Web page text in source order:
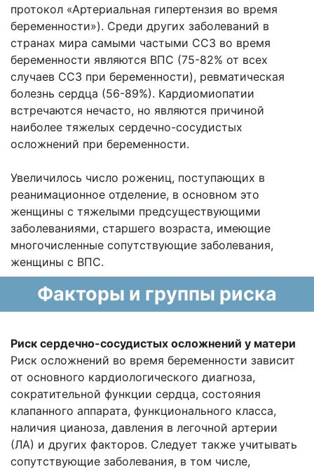
протокол «Артериальная гипертензия во время
беременности»). Среди других заболеваний в
странах мира самыми частыми ССЗ во время
беременности являются ВПС (75-82% от всех
случаев ССЗ при беременности), ревматическая
болезнь сердца (56-89%). Кардиомиопатии
встречаются нечасто, но являются причиной
наиболее тяжелых сердечно-сосудистых
осложнений при беременности.
Увеличилось число рожениц, поступающих в
реанимационное отделение, в основном это
женщины с тяжелыми предсуществующими
заболеваниями, старшего возраста, имеющие
многочисленные сопутствующие заболевания,
женщины с ВПС.
Факторы и группы риска
Риск сердечно-сосудистых осложнений у матери
Риск осложнений во время беременности зависит
от основного кардиологического диагноза,
сократительной функции сердца, состояния
клапанного аппарата, функционального класса,
наличия цианоза, давления в легочной артерии
(ЛА) и других факторов. Следует также учитывать
сопутствующие заболевания, в том числе,